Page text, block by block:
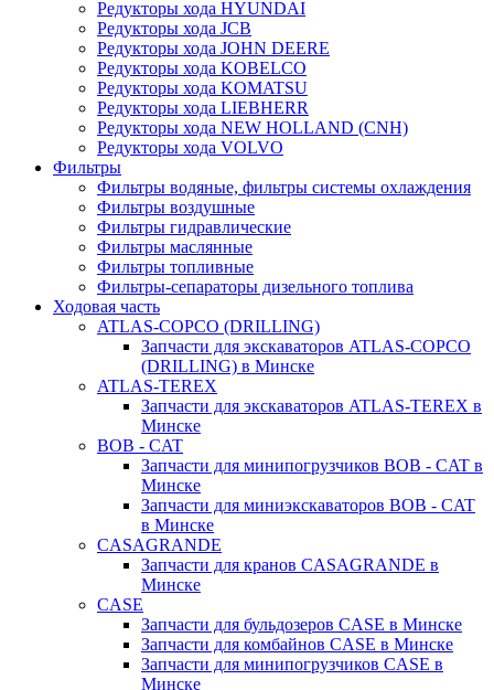
Редукторы хода HYUNDAI
Редукторы хода JCB
Редукторы хода JOHN DEERE
Редукторы хода KOBELCO
Редукторы хода KOMATSU
Редукторы хода LIEBHERR
Редукторы хода NEW HOLLAND (CNH)
Редукторы хода VOLVO
Фильтры
Фильтры водяные, фильтры системы охлаждения
Фильтры воздушные
Фильтры гидравлические
Фильтры маслянные
Фильтры топливные
Фильтры-сепараторы дизельного топлива
Ходовая часть
ATLAS-COPCO (DRILLING)
Запчасти для экскаваторов ATLAS-COPCO
(DRILLING) в Минске
ATLAS-TEREX
Запчасти для экскаваторов ATLAS-TEREX в
Минске
BOB - CAT
Запчасти для минипогрузчиков BOB - CAT в
Минске
Запчасти для миниэкскаваторов BOB - CAT
в Минске
CASAGRANDE
Запчасти для кранов CASAGRANDE в
Минске
CASE
Запчасти для бульдозеров CASE в Минске
Запчасти для комбайнов CASE в Минске
Запчасти для минипогрузчиков CASE в
Минске